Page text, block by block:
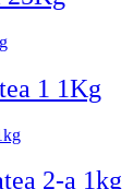
1 1Kg
2-a 1kg